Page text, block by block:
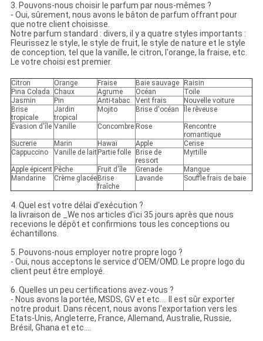
3. Pouvons-nous choisir le parfum par nous-mêmes ?
- Oui, sûrement, nous avons le bâton de parfum offrant pour
que notre client choisisse.
Notre parfum standard : divers, il y a quatre styles importants :
Fleurissez le style, le style de fruit, le style de nature et le style
de conception, tel que la vanille, le citron, l'orange, la fraise, etc.
Le votre choisi est premier.
Citron Orange Fraise Baie sauvage
Raisin
Pina Colada
Chaux Agrume Océan
Toile
Jasmin
Pin Anti-tabac Vent frais
Nouvelle voiture
Brise
tropicale
Jardin
tropical
Mojito Brise d'océan Île rêveuse
Évasion d'île Vanille Concombre Rose
Rencontre
romantique
Sucrerie
Marin Hawaï Apple
Cerise
Cappuccino
Vanille de lait Partie folle
Brise de
ressort
Myrtille
Apple épicent Pêche Fruit d'île Grenade
Mangue
Mandarine
Crème glacée Brise
fraîche
Lavande Souffle frais de baie
4. Quel est votre délai d'exécution ?
la livraison de _We nos articles d'ici 35 jours après que nous
recevions le dépôt et confirmions tous les conceptions ou
échantillons.
5. Pouvons-nous employer notre propre logo ?
- Oui, nous acceptons le service d'OEM/OMD. Le propre logo du
client peut être employé.
6. Quelles un peu certifications avez-vous ?
- Nous avons la portée, MSDS, GV et etc…. Il est sûr exporter
notre produit. Dans récent, nous avons l'exportation vers les
Etats-Unis, Angleterre, France, Allemand, Australie, Russie,
Brésil, Ghana et etc….